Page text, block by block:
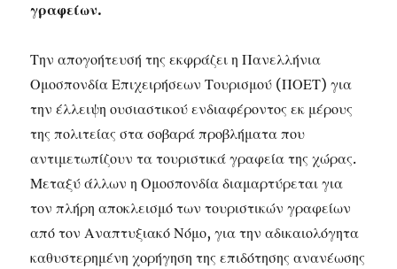
γραφείων.
Την απογοήτευσή της εκφράζει η Πανελλήνια
Ομοσπονδία Επιχειρήσεων Τουρισμού (ΠΟΕΤ) για
την έλλειψη ουσιαστικού ενδιαφέροντος εκ μέρους
της πολιτείας στα σοβαρά προβλήματα που
αντιμετωπίζουν τα τουριστικά γραφεία της χώρας.
Μεταξύ άλλων η Ομοσπονδία διαμαρτύρεται για
τον πλήρη αποκλεισμό των τουριστικών γραφείων
από τον Αναπτυξιακό Νόμο, για την αδικαιολόγητα
καθυστερημένη χορήγηση της επιδότησης ανανέωσης